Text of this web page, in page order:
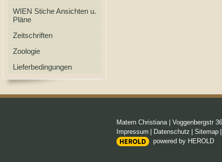
WIEN Stiche Ansichten u.
Pläne
Zeitschriften
Zoologie
Lieferbedingungen
Matern Christiana| Voggenbergstr 36
Impressum
Datenschutz Sitemap
powered by HEROLD